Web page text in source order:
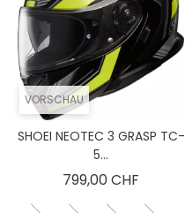
VORSCHAU
SHOEI NEOTEC 3 GRASP TC-
5...
799,00 CHF